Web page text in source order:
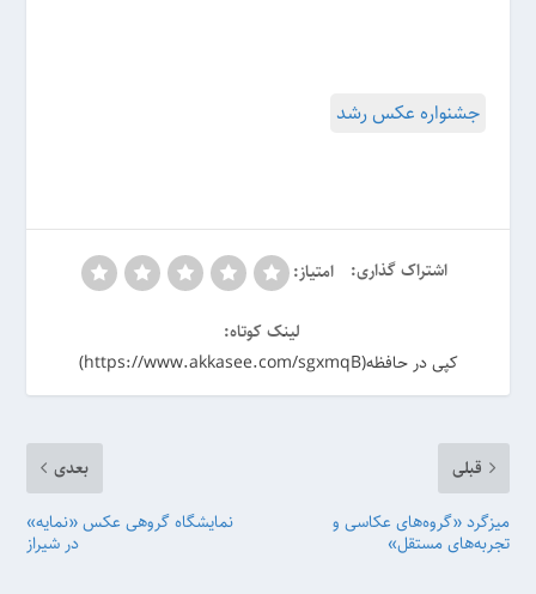
جشنواره عکس رشد
اشتراک گذاری: امتیاز:
لینک کوتاه:
کپی در حافظه(https://www.akkasee.com/sgxmqB)
قبلی
میزگرد «گروه‌های عکاسی و
تجربه‌های مستقل»
بعدی
نمایشگاه گروهی عکس «نمایه»
در شیراز